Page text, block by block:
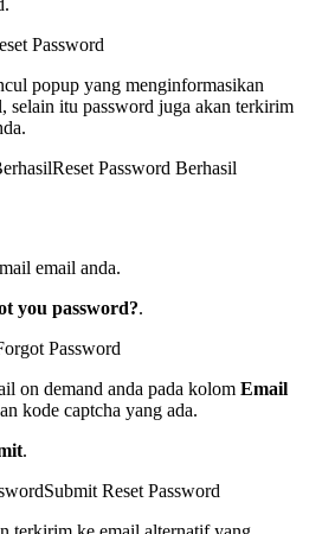
Password
popup yang menginformasikan
selain itu password juga akan terkirim
Reset Password Berhasil
email anda.
you password?.
Password
on demand anda pada kolom Email
kode captcha yang ada.
.
Submit Reset Password